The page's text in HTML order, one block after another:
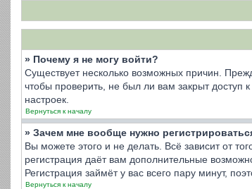
» Почему я не могу войти?
Существует несколько возможных причин.
чтобы проверить, не был ли вам закрыт
настроек.
Вернуться к началу
» Зачем мне вообще нужно
Вы можете этого и не делать. Всё зависит от
регистрация даёт вам дополнительные
Регистрация займёт у вас всего пару минут,
Вернуться к началу